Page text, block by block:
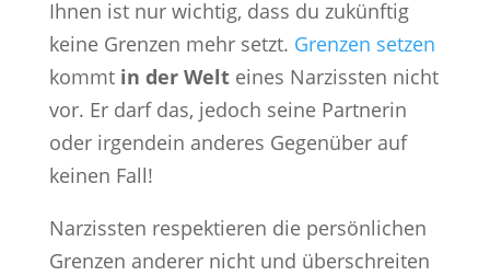
Ihnen ist nur wichtig, dass du zukünftig
keine Grenzen mehr setzt. Grenzen setzen
kommt in der Welteines Narzissten nicht
vor. Er darf das, jedoch seine Partnerin
oder irgendein anderes Gegenüber auf
keinen Fall!
Narzissten respektieren die persönlichen
Grenzen anderer nicht und überschreiten